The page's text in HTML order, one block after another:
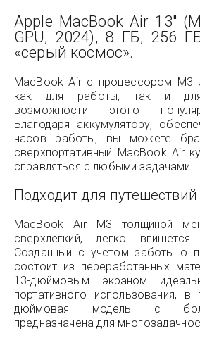
Apple MacBook Air 13"
GPU, 2024), 8 ГБ, 256
«серый космос».
MacBook Air с процессором M3
как для работы, так и
возможности этого
Благодаря аккумулятору,
часов работы, вы можете
сверхпортативный MacBook Air
справляться с любыми задачами.
Подходит для путешествий
MacBook Air M3 толщиной
сверхлегкий, легко
Созданный с учетом заботы о
состоит из переработанных
13-дюймовым экраном
портативного использования,
дюймовая модель с
предназначена для